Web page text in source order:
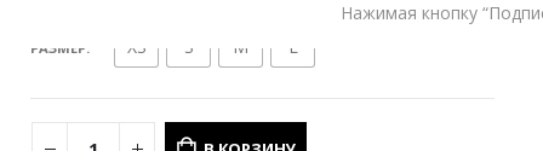
РАЗМЕР XS S M L
Нажимая кнопку